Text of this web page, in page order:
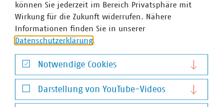
Christine Schulze-Grotkopp
können Sie jederzeit im Bereich Privatsphäre mit
Wirkung für die Zukunft widerrufen. Nähere
Informationen finden Sie in unserer
Datenschutzerklärung.
Notwendige Cookies
Notwendige Cookies
Darstellung von YouTube-Videos
Darstellung von YouTube-Videos